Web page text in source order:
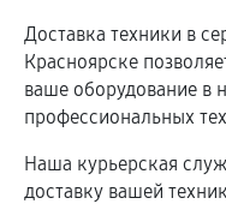
Доставка техники в
Красноярске
ваше оборудование в
профессиональных
Наша курьерская
доставку вашей